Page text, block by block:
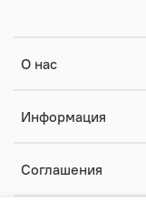
О нас
Информация
Соглашения